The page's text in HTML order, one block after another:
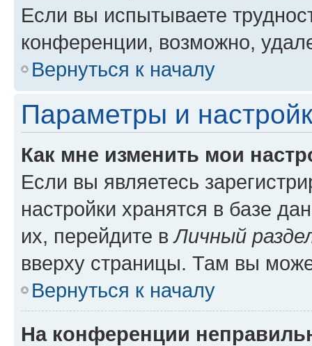
Если вы испытываете
конференции, возможно,
Вернуться к началу
Параметры и
Как мне изменить мои
Если вы являетесь
настройки хранятся в базе
их, перейдите вЛичный
вверху страницы. Там вы
Вернуться к началу
На конференции